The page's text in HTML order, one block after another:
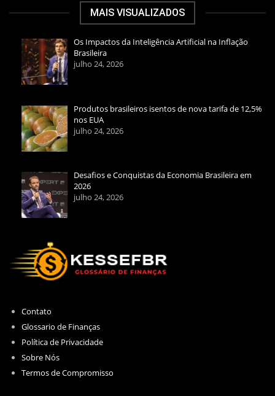
MAIS VISUALIZADOS
Os Impactos da Inteligência Artificial na Inflação
Brasileira
julho 24, 2026
Produtos brasileiros isentos de nova tarifa de 12,5%
nos EUA
julho 24, 2026
Desafios e Conquistas da Economia Brasileira em
2026
julho 24, 2026
Contato
Glossario de Finanças
Política de Privacidade
Sobre Nós
Termos de Compromisso